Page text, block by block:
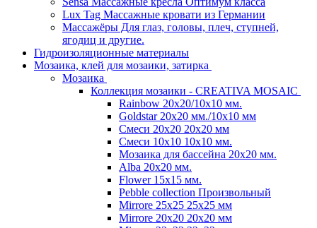
Lux Tag Массажные кровати из Германии
Массажёры Для глаз, головы, плеч, ступней,
ягодиц и другие.
Гидроизоляционные материалы
Мозаика, клей для мозаики, затирка
Мозаика
Коллекция мозаики - CREATIVA MOSAIC
Rainbow 20x20/10х10 мм.
Goldstar 20х20 мм./10х10 мм
Смеси 20х20 20х20 мм
Смеси 10х10 10x10 мм.
Мозаика для бассейна 20x20 мм.
Alba 20x20 мм.
Flower 15x15 мм.
Pebble collection Произвольный
Mirrore 25х25 25x25 мм
Mirrore 20х20 20x20 мм